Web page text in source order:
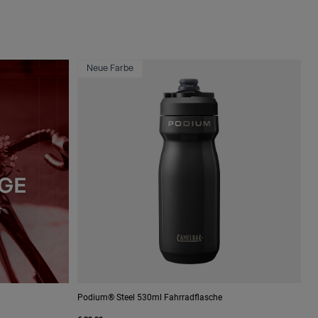
Neue Farbe
Podium® Steel 530ml Fahrradflasche